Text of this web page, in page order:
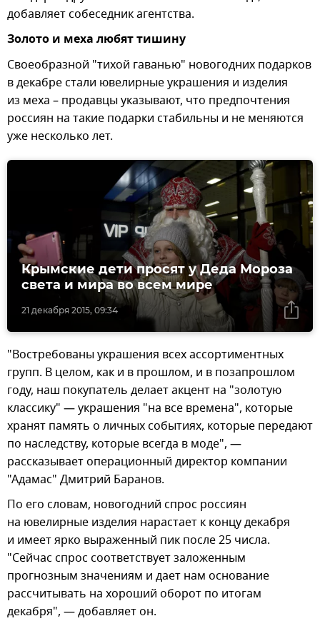
добавляет собеседник агентства.
Золото и меха любят тишину
Своеобразной "тихой гаванью" новогодних подарков
в декабре стали ювелирные украшения и изделия
из меха – продавцы указывают, что предпочтения
россиян на такие подарки стабильны и не меняются
уже несколько лет.
21 декабря 2015, 09:34
Крымские дети просят у Деда Мороза
света и мира во всем мире
"Востребованы украшения всех ассортиментных
групп. В целом, как и в прошлом, и в позапрошлом
году, наш покупатель делает акцент на "золотую
классику" — украшения "на все времена", которые
хранят память о личных событиях, которые передают
по наследству, которые всегда в моде", —
рассказывает операционный директор компании
"Адамас" Дмитрий Баранов.
По его словам, новогодний спрос россиян
на ювелирные изделия нарастает к концу декабря
и имеет ярко выраженный пик после 25 числа.
"Сейчас спрос соответствует заложенным
прогнозным значениям и дает нам основание
рассчитывать на хороший оборот по итогам
декабря", — добавляет он.